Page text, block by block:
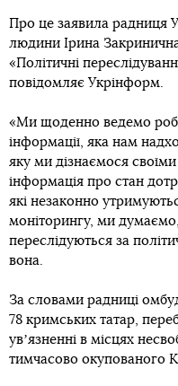
Про це заявила радниця
людини Ірина
«Політичні
повідомляє Укрінформ.
«Ми щоденно ведемо
інформації, яка нам
яку ми дізнаємося
інформація про стан
які незаконно
моніторингу, ми думаємо,
переслідуються за
вона.
За словами радниці
78 кримських татар,
увʼязненні в місцях
тимчасово окупованого